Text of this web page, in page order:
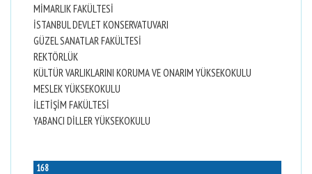
MİMARLIK FAKÜLTESİ
İSTANBUL DEVLET KONSERVATUVARI
GÜZEL SANATLAR FAKÜLTESİ
REKTÖRLÜK
KÜLTÜR VARLIKLARINI KORUMA VE ONARIM YÜKSEKOKULU
MESLEK YÜKSEKOKULU
İLETİŞİM FAKÜLTESİ
YABANCI DİLLER YÜKSEKOKULU
168